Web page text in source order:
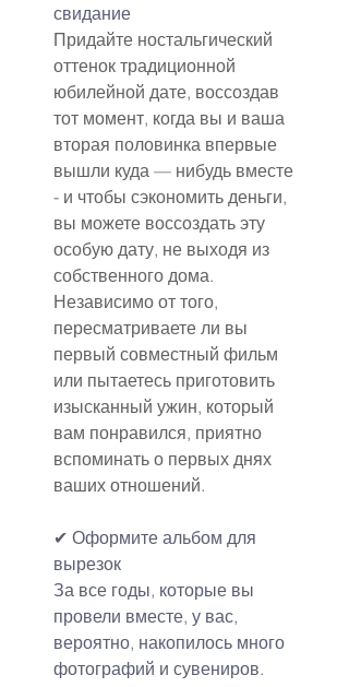
свидание
Придайте ностальгический
оттенок традиционной
юбилейной дате, воссоздав
тот момент, когда вы и ваша
вторая половинка впервые
вышли куда — нибудь вместе
- и чтобы сэкономить деньги,
вы можете воссоздать эту
особую дату, не выходя из
собственного дома.
Независимо от того,
пересматриваете ли вы
первый совместный фильм
или пытаетесь приготовить
изысканный ужин, который
вам понравился, приятно
вспоминать о первых днях
ваших отношений.
✔ Оформите альбом для
вырезок
За все годы, которые вы
провели вместе, у вас,
вероятно, накопилось много
фотографий и сувениров.